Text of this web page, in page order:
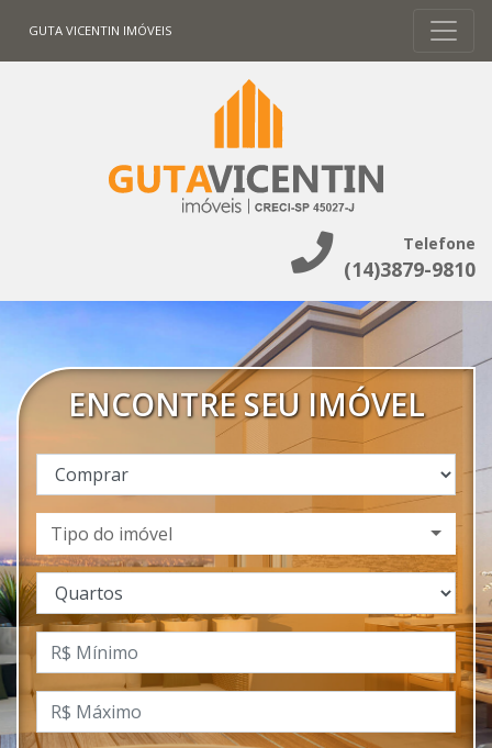
GUTA VICENTIN IMÓVEIS
Telefone
(14)3879-9810
ENCONTRE SEU IMÓVEL
Tipo do imóvel